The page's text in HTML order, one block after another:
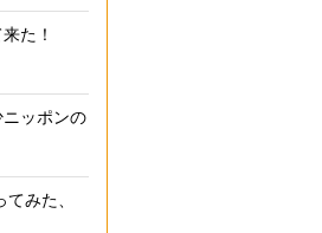
た！
ッポンの
みた、